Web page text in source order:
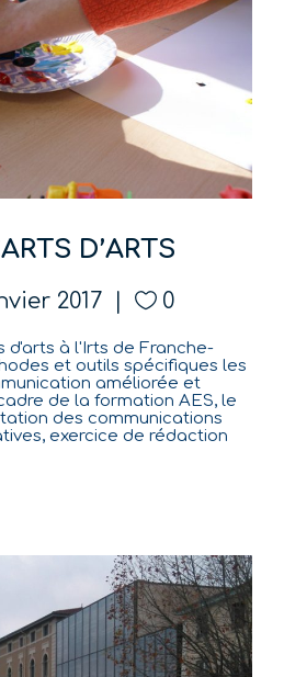
D’ARTS
2017 0
d'arts à l'Irts de Franche-
et outils spécifiques les
améliorée et
de la formation AES, le
des communications
exercice de rédaction